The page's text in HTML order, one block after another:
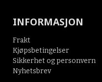
INFORMASJON
Frakt
Kjøpsbetingelser
Sikkerhet og personvern
Nyhetsbrev